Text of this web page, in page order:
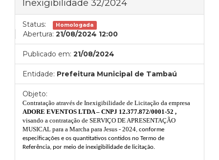
Inexigibilidade 32/2024
Status: Homologada
Abertura: 21/08/2024 12:00
Publicado em: 21/08/2024
Entidade: Prefeitura Municipal de Tambaú
Objeto:
Contratação através de Inexigibilidade de Licitação da empresa
ADORE EVENTOS LTDA – CNPJ 12.377.872/0001-52 ,
visando a contratação de SERVIÇO DE APRESENTAÇÃO
MUSICAL para a Marcha para Jesus - 2024, conforme
especificações e os quantitativos contidos no Termo de
Referência, por meio de inexigibilidade de licitação.